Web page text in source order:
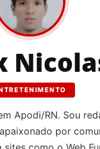
Apodi/RN. Sou
por